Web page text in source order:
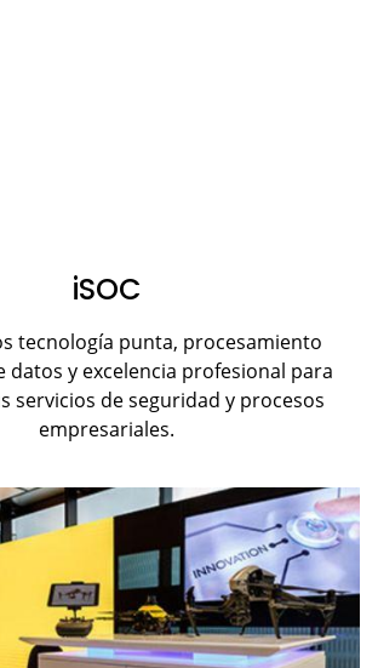
iSOC
tecnología punta, procesamiento
datos y excelencia profesional para
servicios de seguridad y procesos
empresariales.